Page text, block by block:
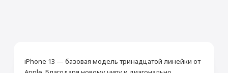
iPhone 13 — базовая модель тринадцатой линейки от